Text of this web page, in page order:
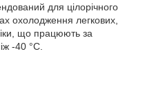
для цілорічного
охолодження легкових,
що працюють за
-40 °C.